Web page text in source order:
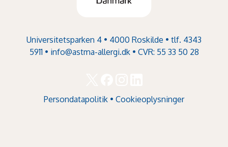
Universitetsparken 4 • 4000 Roskilde • tlf. 4343
5911 • info@astma-allergi.dk• CVR: 55 33 50 28
Persondatapolitik • Cookieoplysninger